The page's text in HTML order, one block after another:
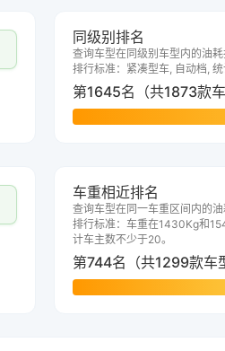
同级别排名
查询车型在同级别车型内的油
排行标准：紧凑型车, 自动档, 统
第1645名（共1873款车
车重相近排名
查询车型在同一车重区间内的
排行标准：车重在1430Kg和
计车主数不少于20。
第744名（共1299款车